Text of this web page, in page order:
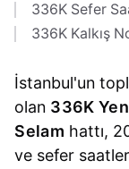
336K Sefer
336K Kalkış
İstanbul'un
olan 336K
Selam hattı,
ve sefer